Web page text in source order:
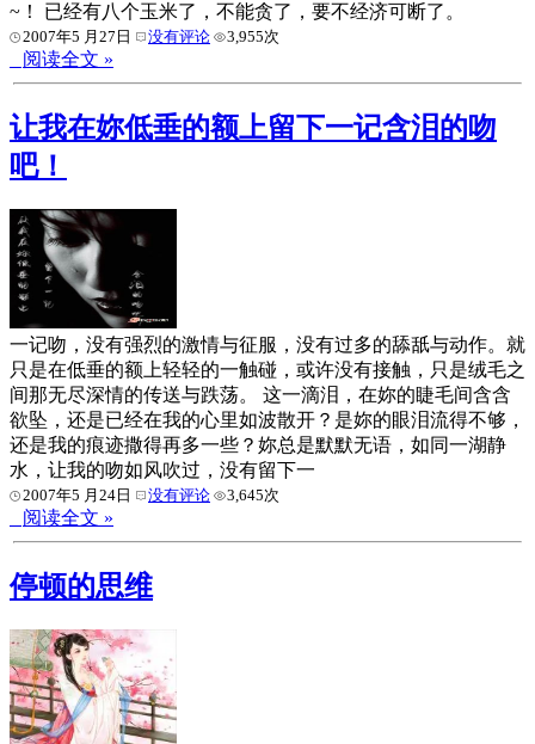
~！ 已经有八个玉米了，不能贪了，要不经济可断了。
2007年5 月27日 没有评论 3,955次
阅读全文 »
让我在妳低垂的额上留下一记含泪的吻
吧！
一记吻，没有强烈的激情与征服，没有过多的舔舐与动作。就
只是在低垂的额上轻轻的一触碰，或许没有接触，只是绒毛之
间那无尽深情的传送与跌荡。 这一滴泪，在妳的睫毛间含含
欲坠，还是已经在我的心里如波散开？是妳的眼泪流得不够，
还是我的痕迹撒得再多一些？妳总是默默无语，如同一湖静
水，让我的吻如风吹过，没有留下一
2007年5 月24日 没有评论 3,645次
阅读全文 »
停顿的思维